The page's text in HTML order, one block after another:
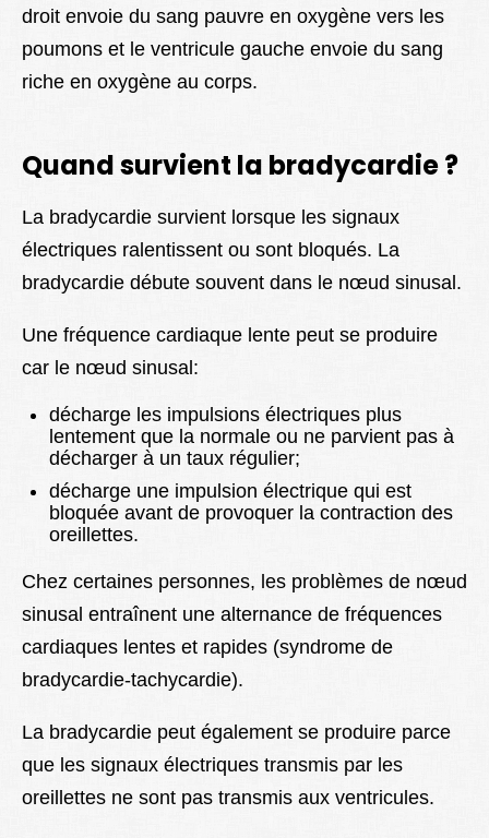
droit envoie du sang pauvre en oxygène vers les
poumons et le ventricule gauche envoie du sang
riche en oxygène au corps.
Quand survient la bradycardie ?
La bradycardie survient lorsque les signaux
électriques ralentissent ou sont bloqués. La
bradycardie débute souvent dans le nœud sinusal.
Une fréquence cardiaque lente peut se produire
car le nœud sinusal:
décharge les impulsions électriques plus
lentement que la normale ou ne parvient pas à
décharger à un taux régulier;
décharge une impulsion électrique qui est
bloquée avant de provoquer la contraction des
oreillettes.
Chez certaines personnes, les problèmes de nœud
sinusal entraînent une alternance de fréquences
cardiaques lentes et rapides (syndrome de
bradycardie-tachycardie).
La bradycardie peut également se produire parce
que les signaux électriques transmis par les
oreillettes ne sont pas transmis aux ventricules.